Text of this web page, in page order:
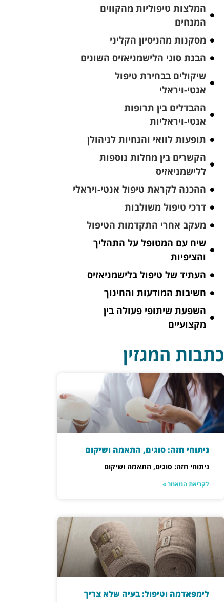
המלצות טיפוליות מהקווים
המנחים
מסקנות מהניסיון הקליני
הבנת סוגי הלישמניאזיס השונים
שיקולים בבחירת טיפול
אנטי-ויראלי
ההבדלים בין תרופות
אנטי-ויראליות
תופעות לוואי והנחיות לניהולן
הקשרים בין מחלות נוספות
ללישמניאזיס
ההכנה לקראת טיפול אנטי-ויראלי
דרכי טיפול משולבות
מעקב אחרי התקדמות הטיפול
שיח עם המטופל על התהליך
והציפיות
העתיד של טיפול בלישמניאזיס
חשיבות המודעות והחינוך
השפעת שיתופי פעולה בין
מקצועיים
כתבות המגזין
ניתוחי חזה: סוגים, התאמה ושיקום
ניתוחי חזה: סוגים, התאמה ושיקום
לקריאת המאמר »
לימפאדמה וטיפול: בעיה שלא צריך